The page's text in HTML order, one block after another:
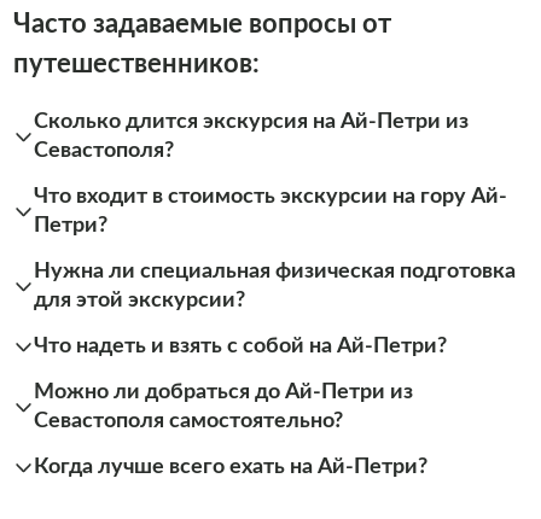
Часто задаваемые вопросы от
путешественников:
Сколько длится экскурсия на Ай-Петри из
Севастополя?
Что входит в стоимость экскурсии на гору Ай-
Петри?
Нужна ли специальная физическая подготовка
для этой экскурсии?
Что надеть и взять с собой на Ай-Петри?
Можно ли добраться до Ай-Петри из
Севастополя самостоятельно?
Когда лучше всего ехать на Ай-Петри?